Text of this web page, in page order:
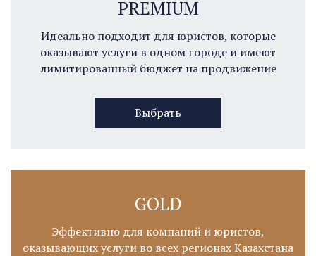
PREMIUM
Идеально подходит для юристов, которые
оказывают услуги в одном городе и имеют
лимитированный бюджет на продвижение
Выбрать
GOLD
Эффективно для компаний и юристов,
оказывающих услуги во всех регионах Казахстана